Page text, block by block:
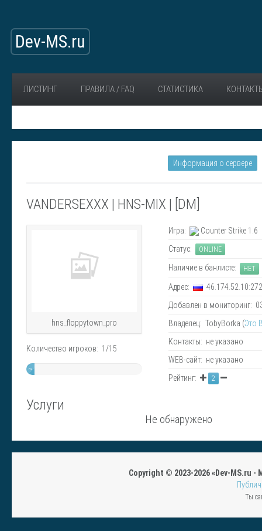
Dev-MS.ru
ЛИСТИНГ ПРАВИЛА / FAQ СТАТИСТИКА
Информация о сервере
VANDERSEXXX | HNS-MIX | [DM]
hns_floppytown_pro
Количество игроков: 1/15
~
Игра:
Counter Strike 1.6
Статус:
ONLINE
Наличие в банлисте: НЕТ
Адрес:
Добавлен в мониторинг:
Владелец: TobyBorka (Это
Контакты: не указано
WEB-сайт: не указано
Рейтинг:
2
Услуги
Не обнаружено
Copyright © 2023-2026 «Dev-MS.ru -
Ты